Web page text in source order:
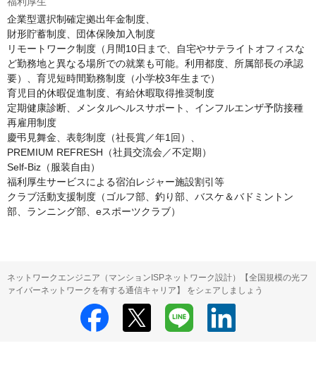
企業型選択制確定拠出年金制度、
財形貯蓄制度、団体保険加入制度
リモートワーク制度（月間10日まで、自宅やサテライトオフィスな
ど勤務地と異なる場所での就業も可能。利用都度、所属部長の承認
要）、育児短時間勤務制度（小学校3年生まで）
育児目的休暇促進制度、有給休暇取得推奨制度
定期健康診断、メンタルヘルスサポート、インフルエンザ予防接種
再雇用制度
慶弔見舞金、表彰制度（社長賞／年1回）、
PREMIUM REFRESH（社員交流会／不定期）
Self-Biz（服装自由）
福利厚生サービスによる宿泊レジャー施設割引等
クラブ活動支援制度（ゴルフ部、釣り部、バスケ＆バドミントン
部、ランニング部、eスポーツクラブ）
ネットワークエンジニア（マンションISPネットワーク設計）【全国規模の光フ
ァイバーネットワークを有する通信キャリア】 をシェアしましょう